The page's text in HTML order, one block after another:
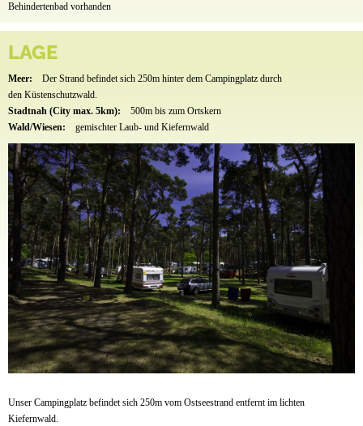
Behindertenbad vorhanden
LAGE
Meer:
Der Strand befindet sich 250m hinter dem Campingplatz durch
den Küstenschutzwald.
Stadtnah (City max. 5km):
500m bis zum Ortskern
Wald/Wiesen:
gemischter Laub- und Kiefernwald
Unser Campingplatz befindet sich 250m vom Ostseestrand entfernt im lichten
Kiefernwald.